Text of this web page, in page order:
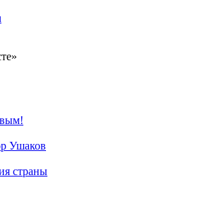
Ушаков
страны